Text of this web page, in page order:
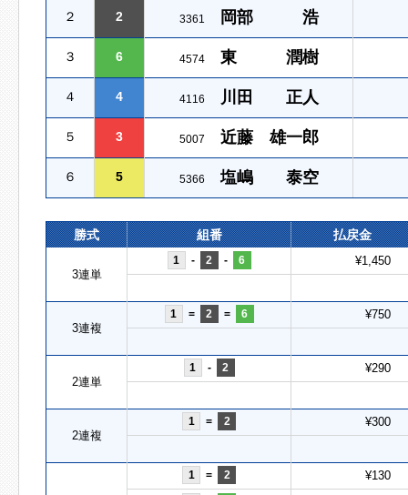
２ 2 3361 岡部 浩
３ 6 4574 東 潤樹
４ 4 4116 川田 正人
５ 3 5007 近藤 雄一郎
６ 5 5366 塩嶋 泰空
勝式 組番 払戻金
3連単
1 - 2 - 6 ¥1,450
3連複
1 = 2 = 6 ¥750
2連単
1 - 2 ¥290
2連複
1 = 2 ¥300
1 = 2 ¥130